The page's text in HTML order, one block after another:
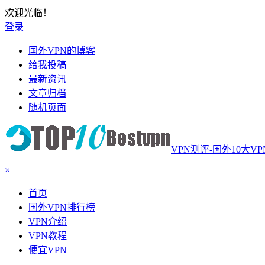
欢迎光临！
登录
国外VPN的博客
给我投稿
最新资讯
文章归档
随机页面
VPN测评-国外10大
×
首页
国外VPN排行榜
VPN介绍
VPN教程
便宜VPN